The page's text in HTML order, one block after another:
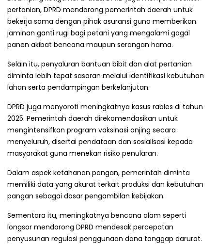
pertanian, DPRD mendorong pemerintah daerah untuk
bekerja sama dengan pihak asuransi guna memberikan
jaminan ganti rugi bagi petani yang mengalami gagal
panen akibat bencana maupun serangan hama.
Selain itu, penyaluran bantuan bibit dan alat pertanian
diminta lebih tepat sasaran melalui identifikasi kebutuhan
lahan serta pendampingan berkelanjutan.
DPRD juga menyoroti meningkatnya kasus rabies di tahun
2025. Pemerintah daerah direkomendasikan untuk
mengintensifkan program vaksinasi anjing secara
menyeluruh, disertai pendataan dan sosialisasi kepada
masyarakat guna menekan risiko penularan.
Dalam aspek ketahanan pangan, pemerintah diminta
memiliki data yang akurat terkait produksi dan kebutuhan
pangan sebagai dasar pengambilan kebijakan.
Sementara itu, meningkatnya bencana alam seperti
longsor mendorong DPRD mendesak percepatan
penyusunan regulasi penggunaan dana tanggap darurat.